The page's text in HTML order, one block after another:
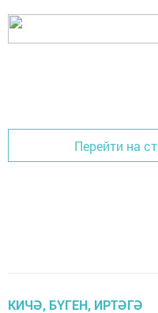
Перейти на
КИЧӘ, БҮГЕН, ИРТӘГӘ